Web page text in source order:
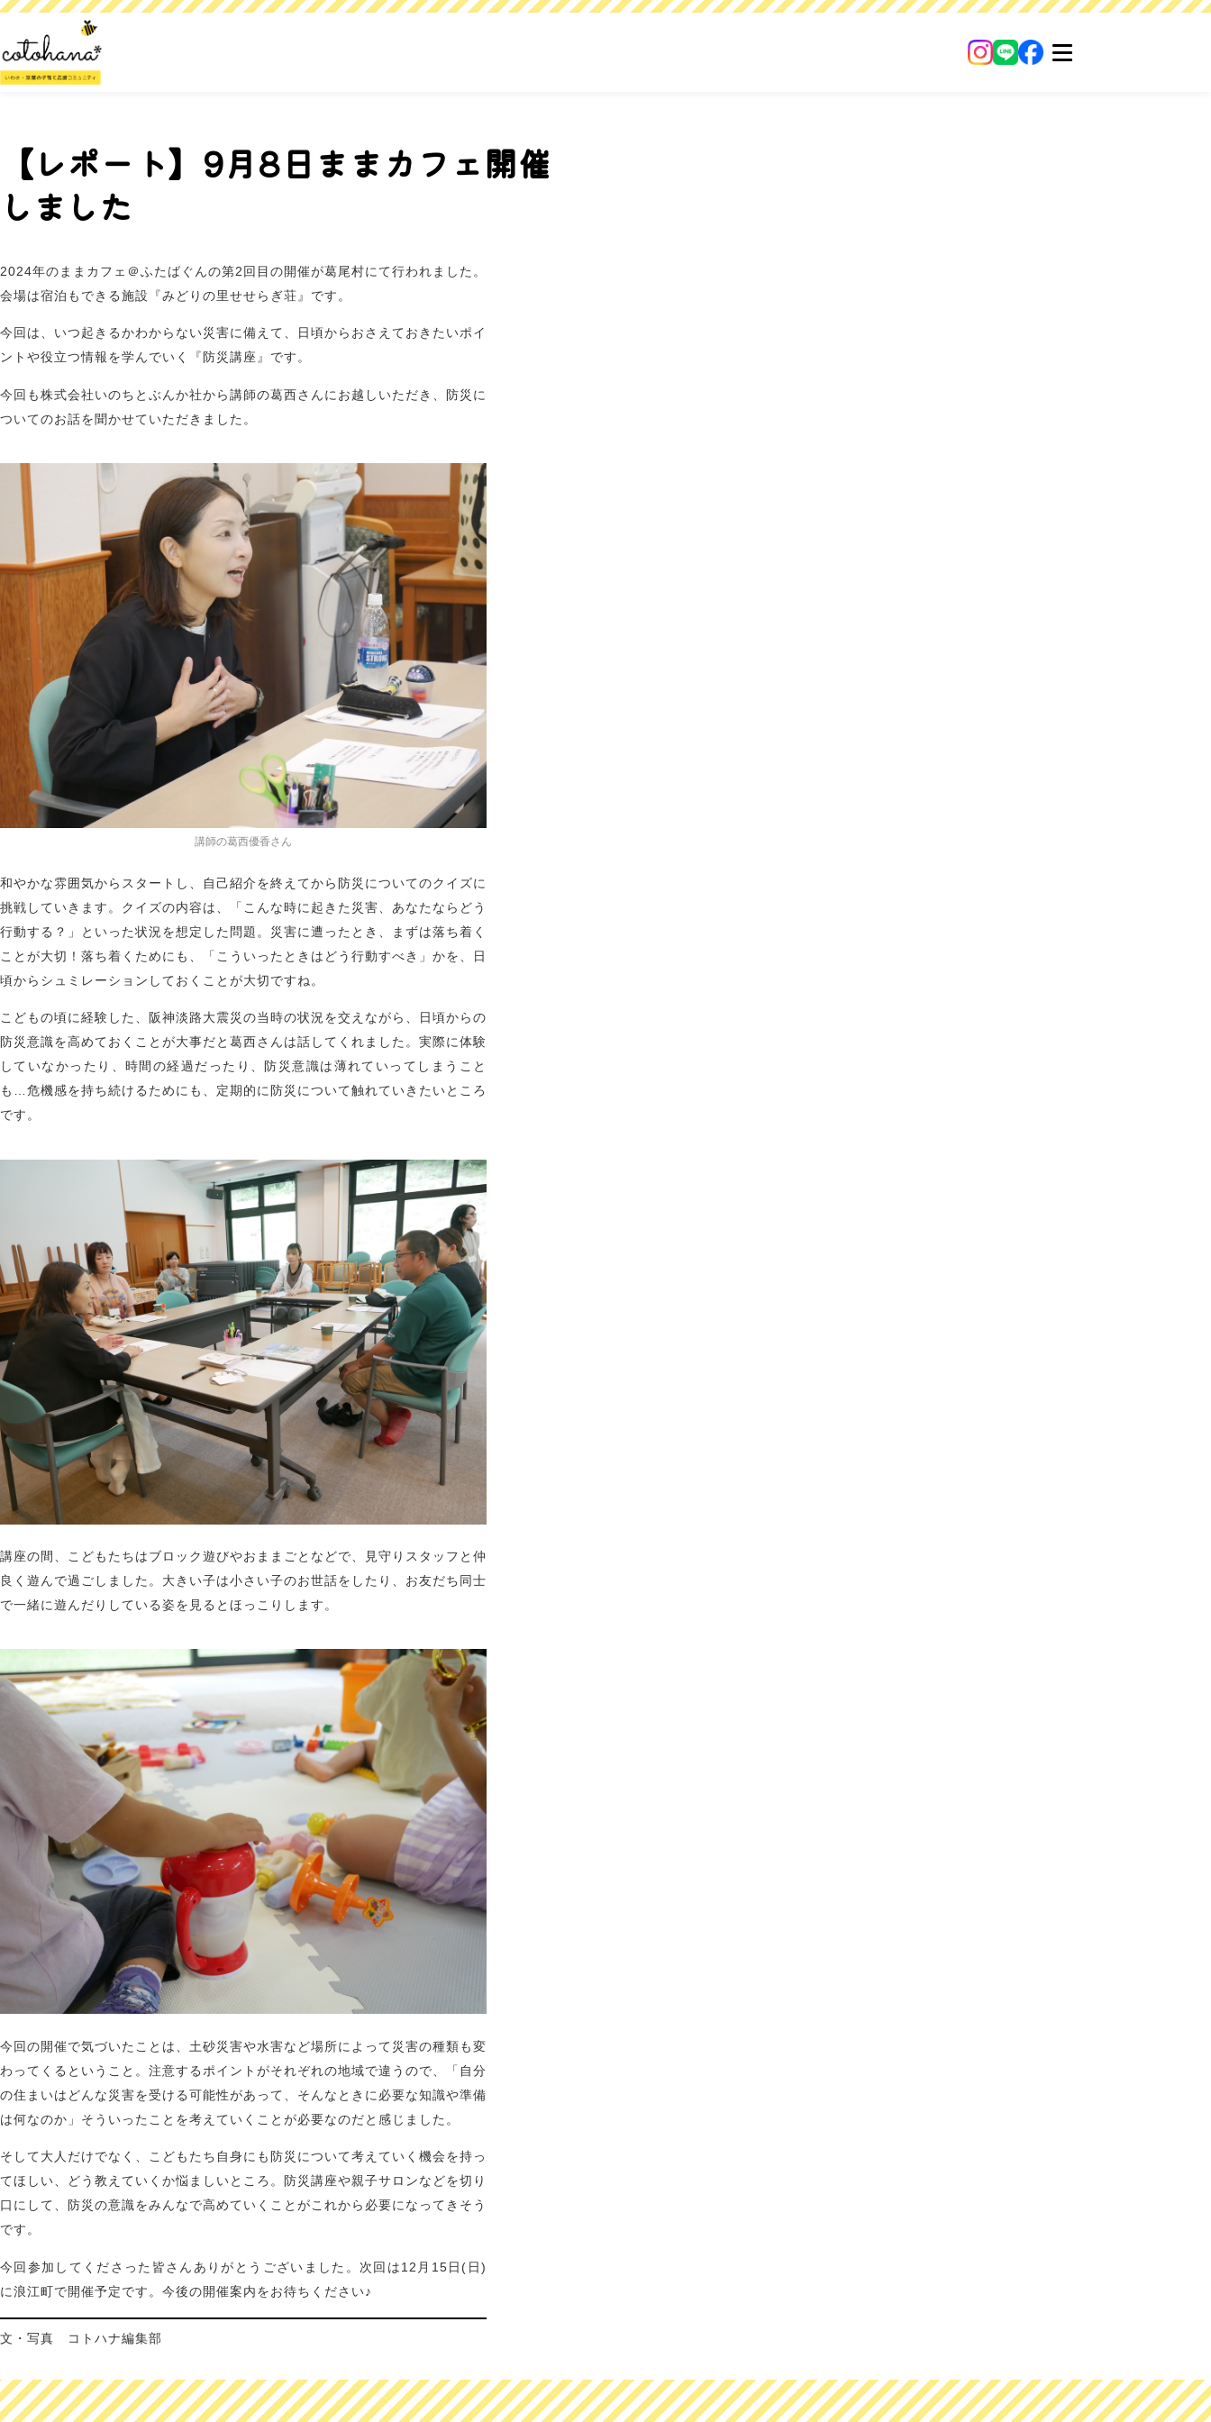
【レポート】9月8日ままカフェ開催
しました
2024年のままカフェ＠ふたばぐんの第2回目の開催が葛尾村にて行われました。
会場は宿泊もできる施設『みどりの里せせらぎ荘』です。
今回は、いつ起きるかわからない災害に備えて、日頃からおさえておきたいポイ
ントや役立つ情報を学んでいく『防災講座』です。
今回も株式会社いのちとぶんか社から講師の葛西さんにお越しいただき、防災に
ついてのお話を聞かせていただきました。
講師の葛西優香さん
和やかな雰囲気からスタートし、自己紹介を終えてから防災についてのクイズに
挑戦していきます。クイズの内容は、「こんな時に起きた災害、あなたならどう
行動する？」といった状況を想定した問題。災害に遭ったとき、まずは落ち着く
ことが大切！落ち着くためにも、「こういったときはどう行動すべき」かを、日
頃からシュミレーションしておくことが大切ですね。
こどもの頃に経験した、阪神淡路大震災の当時の状況を交えながら、日頃からの
防災意識を高めておくことが大事だと葛西さんは話してくれました。実際に体験
していなかったり、時間の経過だったり、防災意識は薄れていってしまうこと
も…危機感を持ち続けるためにも、定期的に防災について触れていきたいところ
です。
講座の間、こどもたちはブロック遊びやおままごとなどで、見守りスタッフと仲
良く遊んで過ごしました。大きい子は小さい子のお世話をしたり、お友だち同士
で一緒に遊んだりしている姿を見るとほっこりします。
今回の開催で気づいたことは、土砂災害や水害など場所によって災害の種類も変
わってくるということ。注意するポイントがそれぞれの地域で違うので、「自分
の住まいはどんな災害を受ける可能性があって、そんなときに必要な知識や準備
は何なのか」そういったことを考えていくことが必要なのだと感じました。
そして大人だけでなく、こどもたち自身にも防災について考えていく機会を持っ
てほしい、どう教えていくか悩ましいところ。防災講座や親子サロンなどを切り
口にして、防災の意識をみんなで高めていくことがこれから必要になってきそう
です。
今回参加してくださった皆さんありがとうございました。次回は12月15日(日)
に浪江町で開催予定です。今後の開催案内をお待ちください♪
文・写真 コトハナ編集部